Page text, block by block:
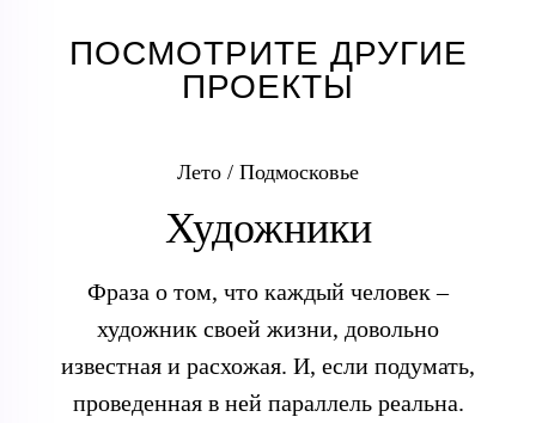
ПОСМОТРИТЕ ДРУГИЕ
ПРОЕКТЫ
Лето / Подмосковье
Художники
Фраза о том, что каждый человек –
художник своей жизни, довольно
известная и расхожая. И, если подумать,
проведенная в ней параллель реальна.